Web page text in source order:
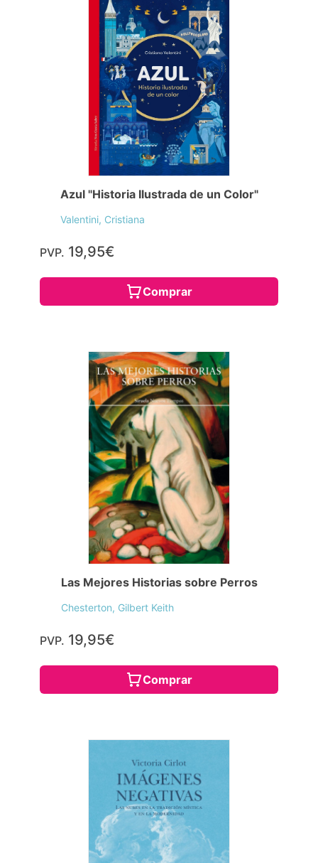
Azul "Historia Ilustrada de un Color"
Valentini, Cristiana
PVP. 19,95€
Comprar
Las Mejores Historias sobre Perros
Chesterton, Gilbert Keith
PVP. 19,95€
Comprar